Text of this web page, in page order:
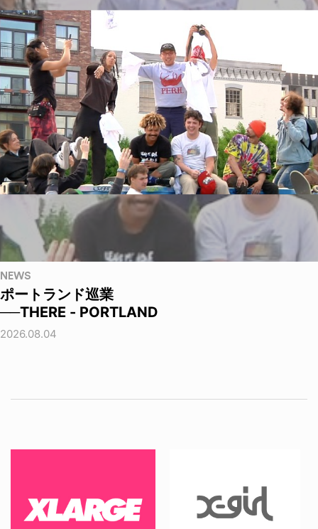
NEWS
ポートランド巡業
──THERE - PORTLAND
2026.08.04